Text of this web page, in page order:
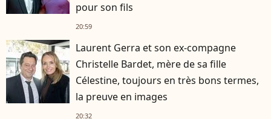
pour son fils
20:59
Laurent Gerra et son ex-compagne
Christelle Bardet, mère de sa fille
Célestine, toujours en très bons termes,
la preuve en images
20:32